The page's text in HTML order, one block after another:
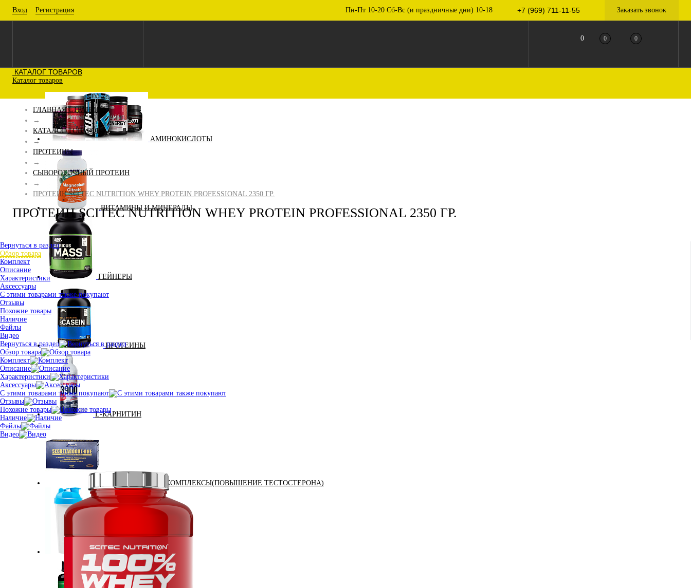
Вход Регистрация Пн-Пт 10-20 Сб-Вс (и праздничные дни) 10-18 +7 (969) 711-11-55 Заказать звонок
0 0 0
КАТАЛОГ ТОВАРОВ
Каталог товаров
АМИНОКИСЛОТЫ
ВИТАМИНЫ И МИНЕРАЛЫ
ГЕЙНЕРЫ
ПРОТЕИНЫ
L-КАРНИТИН
АНАБОЛИЧЕСКИЕ КОМПЛЕКСЫ(ПОВЫШЕНИЕ ТЕСТОСТЕРОНА)
АКСЕССУАРЫ
ГЛАВНАЯ СТРАНИЦА
→
КАТАЛОГ ТОВАРОВ
→
ПРОТЕИНЫ
→
СЫВОРОТОЧНЫЙ ПРОТЕИН
→
ПРОТЕИН SCITEC NUTRITION WHEY PROTEIN PROFESSIONAL 2350 ГР.
ПРОТЕИН SCITEC NUTRITION WHEY PROTEIN PROFESSIONAL 2350 ГР.
Вернуться в раздел
Обзор товара
Комплект
Описание
Характеристики
Аксессуары
С этими товарами также покупают
Отзывы
Похожие товары
Наличие
Файлы
Видео
Вернуться в раздел
Обзор товара
Комплект
Описание
Характеристики
Аксессуары
С этими товарами также покупают
Отзывы
Похожие товары
Наличие
Файлы
Видео